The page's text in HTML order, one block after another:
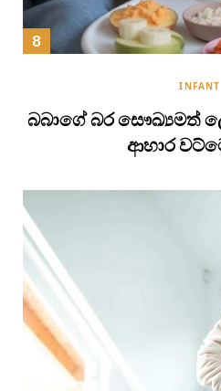
INFANT
බබාගේ බර සෞඛ්‍යමත්
ආහාර